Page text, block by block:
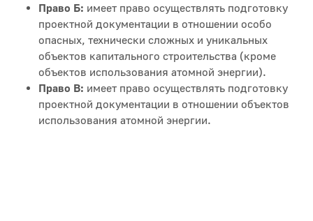
Право Б: имеет право осуществлять подготовку
проектной документации в отношении особо
опасных, технически сложных и уникальных
объектов капитального строительства (кроме
объектов использования атомной энергии).
Право В: имеет право осуществлять подготовку
проектной документации в отношении объектов
использования атомной энергии.